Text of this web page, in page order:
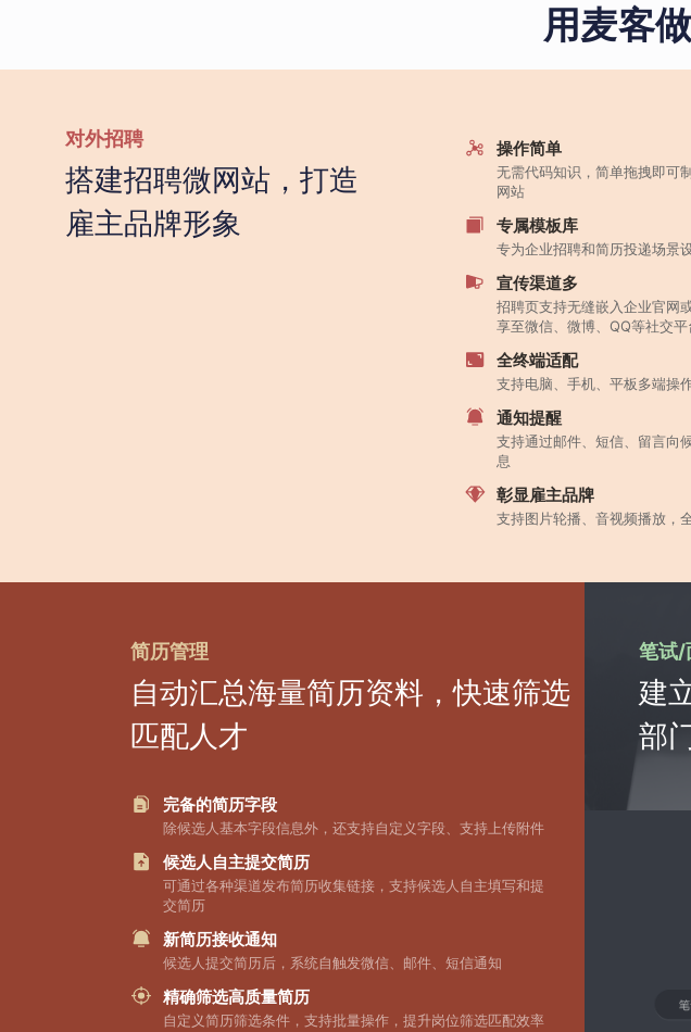
用麦客
对外招聘
搭建招聘微网站，打造
雇主品牌形象
操作简单
无需代码知识，简单拖拽即可
网站
专属模板库
专为企业招聘和简历投递场景
宣传渠道多
招聘页支持无缝嵌入企业官网
享至微信、微博、QQ等社交平
全终端适配
支持电脑、手机、平板多端操
通知提醒
支持通过邮件、短信、留言向
息
彰显雇主品牌
支持图片轮播、音视频播放，
简历管理
自动汇总海量简历资料，快速筛选
匹配人才
完备的简历字段
除候选人基本字段信息外，还支持自定义字段、支持上传附件
候选人自主提交简历
可通过各种渠道发布简历收集链接，支持候选人自主填写和提
交简历
新简历接收通知
候选人提交简历后，系统自触发微信、邮件、短信通知
精确筛选高质量简历
自定义简历筛选条件，支持批量操作，提升岗位筛选匹配效率
笔试/
建
部